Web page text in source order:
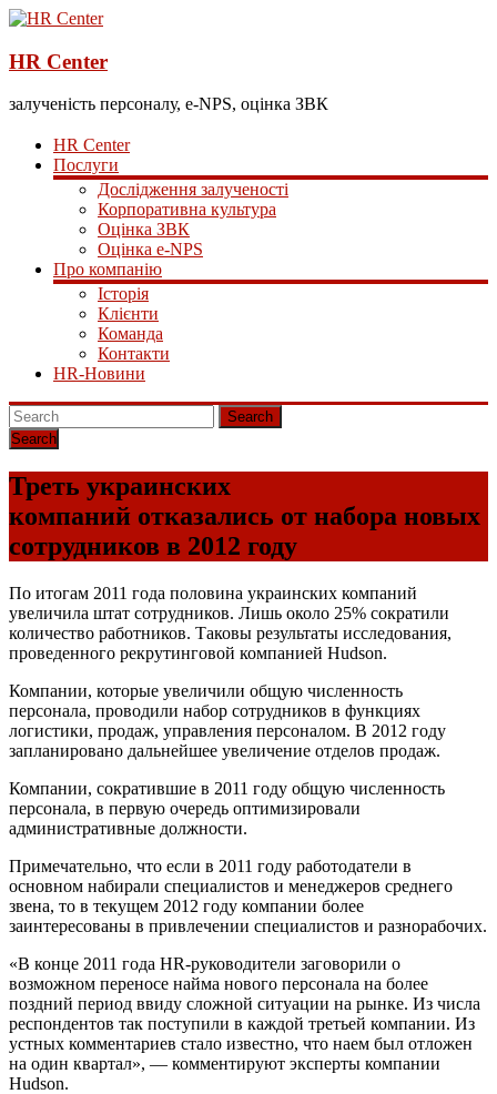
HR Center
залученість персоналу, e-NPS, оцінка ЗВК
HR Center
Послуги
Дослідження залученості
Корпоративна культура
Оцінка ЗВК
Оцінка e-NPS
Про компанію
Історія
Клієнти
Команда
Контакти
HR-Новини
Search
Треть украинских
компаний отказались от набора новых
сотрудников в 2012 году
По итогам 2011 года половина украинских компаний
увеличила штат сотрудников. Лишь около 25% сократили
количество работников. Таковы результаты исследования,
проведенного рекрутинговой компанией Hudson.
Компании, которые увеличили общую численность
персонала, проводили набор сотрудников в функциях
логистики, продаж, управления персоналом. В 2012 году
запланировано дальнейшее увеличение отделов продаж.
Компании, сократившие в 2011 году общую численность
персонала, в первую очередь оптимизировали
административные должности.
Примечательно, что если в 2011 году работодатели в
основном набирали специалистов и менеджеров среднего
звена, то в текущем 2012 году компании более
заинтересованы в привлечении специалистов и разнорабочих.
«В конце 2011 года HR-руководители заговорили о
возможном переносе найма нового персонала на более
поздний период ввиду сложной ситуации на рынке. Из числа
респондентов так поступили в каждой третьей компании. Из
устных комментариев стало известно, что наем был отложен
на один квартал», — комментируют эксперты компании
Hudson.